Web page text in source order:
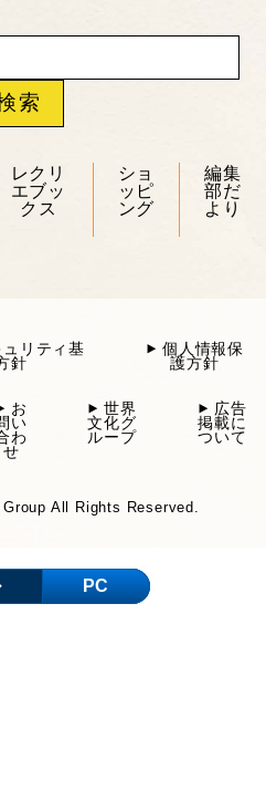
レクリ
エブッ
クス
ショ
ッピ
ング
編集
部だ
より
リティ基
針
個人情報保
護方針
お
い
わ
せ
世界
文化グ
ループ
広告
掲載に
ついて
All Rights Reserved.
PC